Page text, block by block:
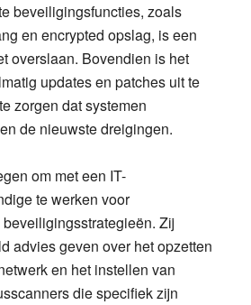
beveiligingsfuncties, zoals
en encrypted opslag, is een
overslaan. Bovendien is het
updates en patches uit te
zorgen dat systemen
de nieuwste dreigingen.
om met een IT-
te werken voor
Zij
advies geven over het opzetten
en het instellen van
die specifiek zijn